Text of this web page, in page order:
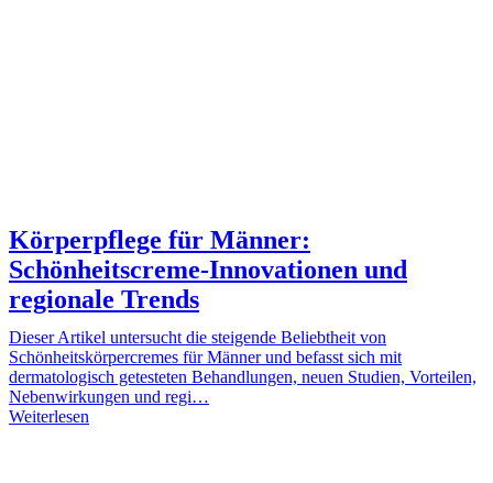
Körperpflege für Männer:
Schönheitscreme-Innovationen und
regionale Trends
Dieser Artikel untersucht die steigende Beliebtheit von
Schönheitskörpercremes für Männer und befasst sich mit
dermatologisch getesteten Behandlungen, neuen Studien, Vorteilen,
Nebenwirkungen und regi…
Weiterlesen